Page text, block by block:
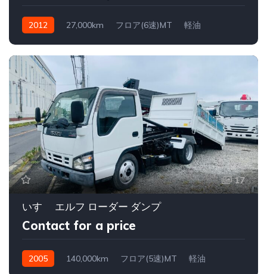
2012 27,000km フロア(6速)MT 軽油
17
いすゞ エルフ ローダー ダンプ
Contact for a price
2005 140,000km フロア(5速)MT 軽油